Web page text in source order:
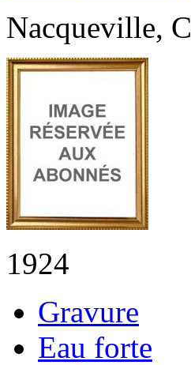
Nacqueville,
1924
Gravure
Eau forte